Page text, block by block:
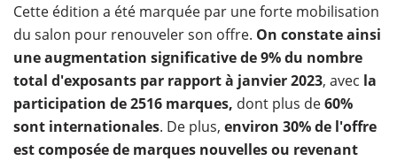
Cette édition a été marquée par une forte mobilisation
du salon pour renouveler son offre. On constate ainsi
une augmentation significative de 9% du nombre
total d'exposants par rapport à janvier 2023, avec la
participation de 2516 marques, dont plus de60%
sont internationales. De plus, environ 30% de l'offre
est composée de marques nouvelles ou revenant